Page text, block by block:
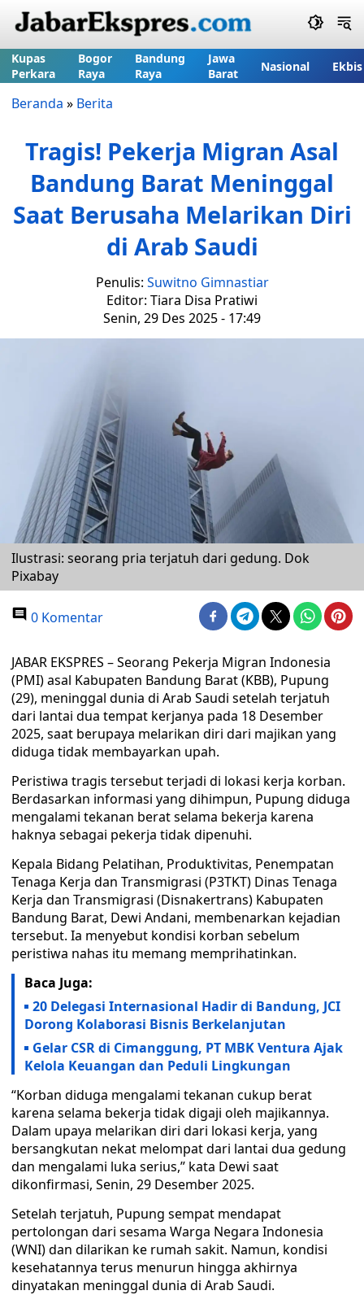
Kupas
Perkara
Bogor
Raya
Bandung
Raya
Jawa
Barat
Nasional Ekbis
Beranda » Berita
Tragis! Pekerja Migran Asal
Bandung Barat Meninggal
Saat Berusaha Melarikan Diri
di Arab Saudi
Penulis: Suwitno Gimnastiar
Editor: Tiara Disa Pratiwi
Senin, 29 Des 2025 - 17:49
Ilustrasi: seorang pria terjatuh dari gedung. Dok
Pixabay
0 Komentar
JABAR EKSPRES – Seorang Pekerja Migran Indonesia
(PMI) asal Kabupaten Bandung Barat (KBB), Pupung
(29), meninggal dunia di Arab Saudi setelah terjatuh
dari lantai dua tempat kerjanya pada 18 Desember
2025, saat berupaya melarikan diri dari majikan yang
diduga tidak membayarkan upah.
Peristiwa tragis tersebut terjadi di lokasi kerja korban.
Berdasarkan informasi yang dihimpun, Pupung diduga
mengalami tekanan berat selama bekerja karena
haknya sebagai pekerja tidak dipenuhi.
Kepala Bidang Pelatihan, Produktivitas, Penempatan
Tenaga Kerja dan Transmigrasi (P3TKT) Dinas Tenaga
Kerja dan Transmigrasi (Disnakertrans) Kabupaten
Bandung Barat, Dewi Andani, membenarkan kejadian
tersebut. Ia menyebut kondisi korban sebelum
peristiwa nahas itu memang memprihatinkan.
Baca Juga:
20 Delegasi Internasional Hadir di Bandung, JCI
Dorong Kolaborasi Bisnis Berkelanjutan
Gelar CSR di Cimanggung, PT MBK Ventura Ajak
Kelola Keuangan dan Peduli Lingkungan
“Korban diduga mengalami tekanan cukup berat
karena selama bekerja tidak digaji oleh majikannya.
Dalam upaya melarikan diri dari lokasi kerja, yang
bersangkutan nekat melompat dari lantai dua gedung
dan mengalami luka serius,” kata Dewi saat
dikonfirmasi, Senin, 29 Desember 2025.
Setelah terjatuh, Pupung sempat mendapat
pertolongan dari sesama Warga Negara Indonesia
(WNI) dan dilarikan ke rumah sakit. Namun, kondisi
kesehatannya terus menurun hingga akhirnya
dinyatakan meninggal dunia di Arab Saudi.